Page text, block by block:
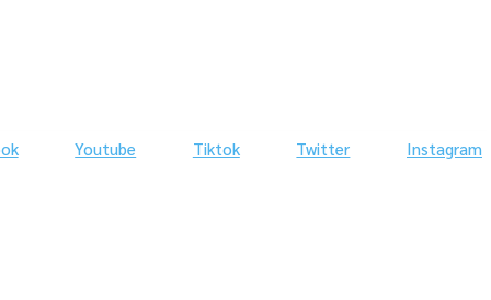
Youtube Tiktok Twitter Instagram